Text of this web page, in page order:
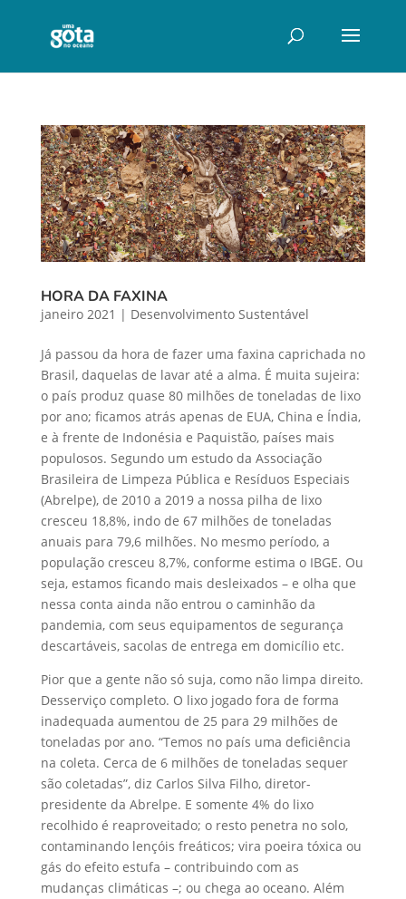
HORA DA FAXINA
janeiro 2021 | Desenvolvimento Sustentável
Já passou da hora de fazer uma faxina caprichada no
Brasil, daquelas de lavar até a alma. É muita sujeira:
o país produz quase 80 milhões de toneladas de lixo
por ano; ficamos atrás apenas de EUA, China e Índia,
e à frente de Indonésia e Paquistão, países mais
populosos. Segundo um estudo da Associação
Brasileira de Limpeza Pública e Resíduos Especiais
(Abrelpe), de 2010 a 2019 a nossa pilha de lixo
cresceu 18,8%, indo de 67 milhões de toneladas
anuais para 79,6 milhões. No mesmo período, a
população cresceu 8,7%, conforme estima o IBGE. Ou
seja, estamos ficando mais desleixados – e olha que
nessa conta ainda não entrou o caminhão da
pandemia, com seus equipamentos de segurança
descartáveis, sacolas de entrega em domicílio etc.
Pior que a gente não só suja, como não limpa direito.
Desserviço completo. O lixo jogado fora de forma
inadequada aumentou de 25 para 29 milhões de
toneladas por ano. “Temos no país uma deficiência
na coleta. Cerca de 6 milhões de toneladas sequer
são coletadas”, diz Carlos Silva Filho, diretor-
presidente da Abrelpe. E somente 4% do lixo
recolhido é reaproveitado; o resto penetra no solo,
contaminando lençóis freáticos; vira poeira tóxica ou
gás do efeito estufa – contribuindo com as
mudanças climáticas –; ou chega ao oceano. Além